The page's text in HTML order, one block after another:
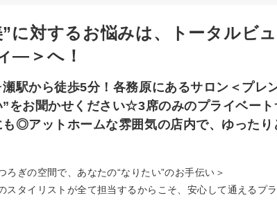
”に対するお悩みは、トータルビ
―＞へ！
瀬駅から徒歩5分！各務原にあるサロン＜プレ
”をお聞かせください☆3席のみのプライベー
も◎アットホームな雰囲気の店内で、ゆったり
ろぎの空間で、あなたの“なりたい”のお手伝い＞
スタイリストが全て担当するからこそ、安心して通えるプ